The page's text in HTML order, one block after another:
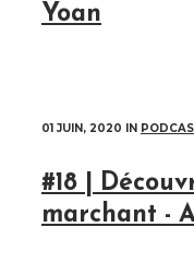
Yoan
01 JUIN, 2020 IN
#18 |
marchant -